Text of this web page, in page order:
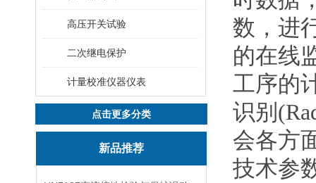
高压开关试验
二次继电保护
计量校准仪器仪表
点击更多分类
新品推荐
数，进
的在线
工序的
识别
会各方
技术参